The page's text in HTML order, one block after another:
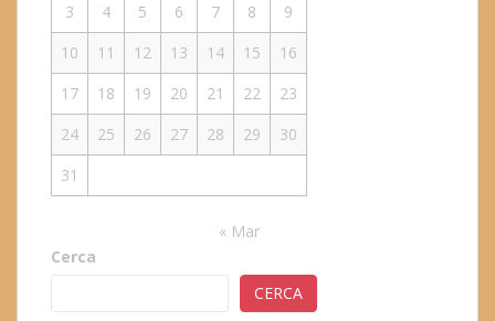
3
4 5 6 7 8
9
10
11 12 13 14 15
16
17
18 19 20 21 22
23
24
25 26 27 28 29
30
31
« Mar
Cerca
CERCA